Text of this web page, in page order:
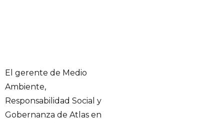
El gerente de Medio
Ambiente,
Responsabilidad Social y
Gobernanza de Atlas en